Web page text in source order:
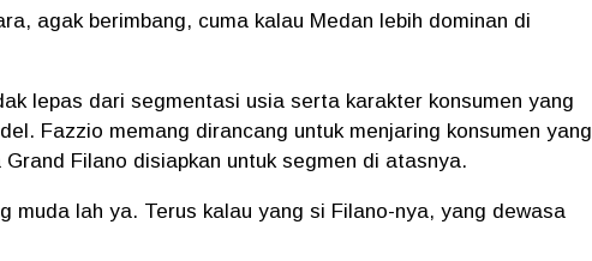
agak berimbang, cuma kalau Medan lebih dominan di
lepas dari segmentasi usia serta karakter konsumen yang
Fazzio memang dirancang untuk menjaring konsumen yang
Filano disiapkan untuk segmen di atasnya.
muda lah ya. Terus kalau yang si Filano-nya, yang dewasa